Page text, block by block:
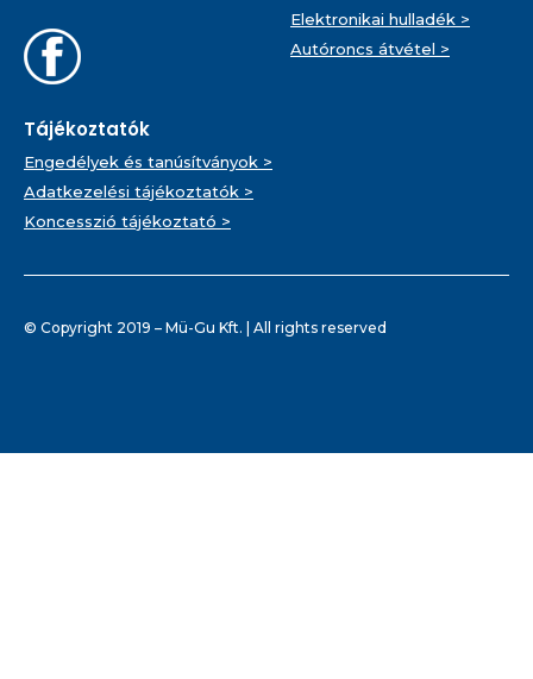
Elektronikai hulladék >
Autóroncs átvétel >
Tájékoztatók
Engedélyek és tanúsítványok >
Adatkezelési tájékoztatók >
Koncesszió tájékoztató >
© Copyright 2019 – Mü-Gu Kft. | All rights reserved